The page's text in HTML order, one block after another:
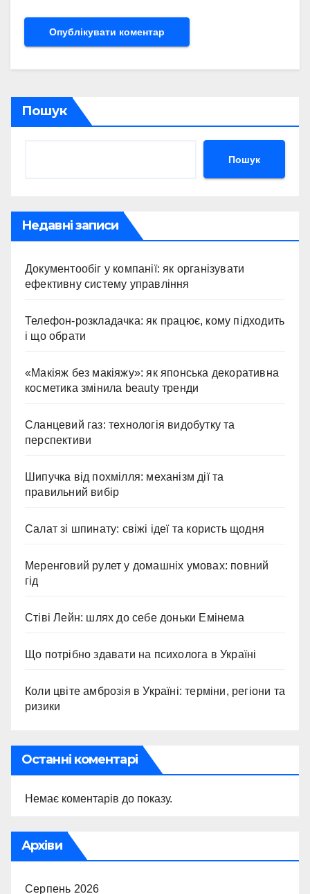
Пошук
Пошук
Недавні записи
Документообіг у компанії: як організувати
ефективну систему управління
Телефон-розкладачка: як працює, кому підходить
і що обрати
«Макіяж без макіяжу»: як японська декоративна
косметика змінила beauty тренди
Сланцевий газ: технологія видобутку та
перспективи
Шипучка від похмілля: механізм дії та
правильний вибір
Салат зі шпинату: свіжі ідеї та користь щодня
Меренговий рулет у домашніх умовах: повний
гід
Стіві Лейн: шлях до себе доньки Емінема
Що потрібно здавати на психолога в Україні
Коли цвіте амброзія в Україні: терміни, регіони та
ризики
Останні коментарі
Немає коментарів до показу.
Архіви
Серпень 2026